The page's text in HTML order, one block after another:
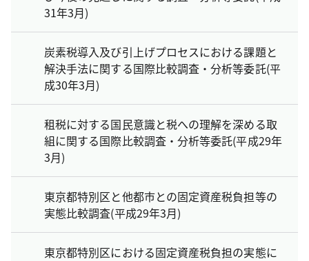
31年3月)
炭素税導入及び引上げプロセスにおける課題と
解決手法に関する国際比較調査・分析等委託(平
成30年3月)
租税に対する国民意識と税への理解を深める取
組に関する国際比較調査・分析等委託(平成29年
3月)
東京都特別区と他都市との固定資産税負担等の
実態比較調査(平成29年3月)
東京都特別区における固定資産税負担の実態に